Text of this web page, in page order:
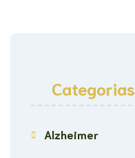
Categorias
Alzheimer